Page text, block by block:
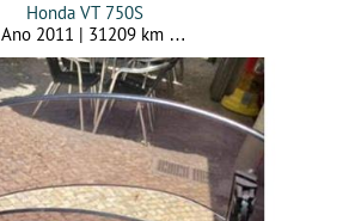
Honda VT 750S
Ano 2011 | 31209 km